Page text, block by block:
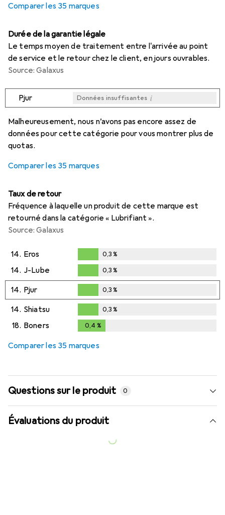
Comparer les 35 marques
Durée de la garantie légale
Le temps moyen de traitement entre l'arrivée au point
de service et le retour chez le client, en jours ouvrables.
Source: Galaxus
Pjur Données insuffisantes i
Malheureusement, nous n’avons pas encore assez de
données pour cette catégorie pour vous montrer plus de
quotas.
Comparer les 35 marques
Taux de retour
Fréquence à laquelle un produit de cette marque est
retourné dans la catégorie « Lubrifiant ».
Source: Galaxus
14. Eros
0,3%
0,3%
14. J-Lube
0,3%
0,3%
14. Pjur
0,3%
0,3%
14. Shiatsu
0,3%
0,3%
18. Boners 0,4 %
Comparer les 35 marques
Questions sur le produit 0
Évaluations du produit